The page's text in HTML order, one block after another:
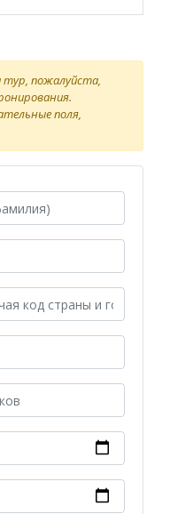
пожалуйста,
поля,